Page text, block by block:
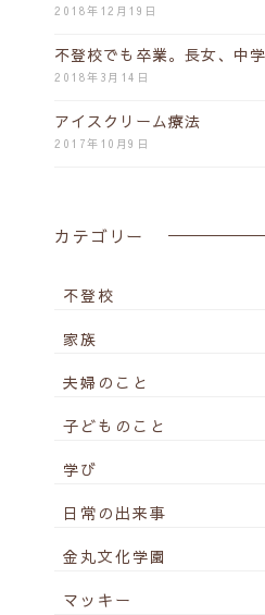
2018年12月19日
不登校でも卒業。長女、中
2018年3月14日
アイスクリーム療法
2017年10月9日
カテゴリー
不登校
家族
夫婦のこと
子どものこと
学び
日常の出来事
金丸文化学園
マッキー